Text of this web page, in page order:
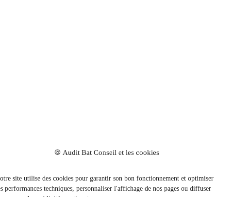
🍪 Audit Bat Conseil et les cookies
site utilise des cookies pour garantir son bon fonctionnement et optimiser
performances techniques, personnaliser l'affichage de nos pages ou diffuser